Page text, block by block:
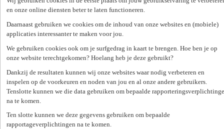
en onze online diensten beter te laten functioneren.
Daarnaast gebruiken we cookies om de inhoud van onze websites en (mobiele)
applicaties interessanter te maken voor jou.
We gebruiken cookies ook om je surfgedrag in kaart te brengen. Hoe ben je op
onze website terechtgekomen? Hoelang heb je deze gebruikt?
Dankzij de resultaten kunnen wij onze websites waar nodig verbeteren en
inspelen op de voorkeuren en noden van jou en al onze andere gebruikers.
Tenslotte kunnen we die data gebruiken om bepaalde
na te komen.
Ten slotte kunnen we deze gegevens gebruiken om bepaalde
rapportageverplichtingen na te komen.
Gepubliceerd op 14/07/2026
38 u/week
Responsable Maintenance Interne
Tâches Quotidiennes: Réalisation et suivi de la maintenance et des
réparations légères du parc de machines. Distribution et contrôle des
activités de 3 techniciens internes et des éventuels sous-traitants
spécialisés: préparation des intervention...